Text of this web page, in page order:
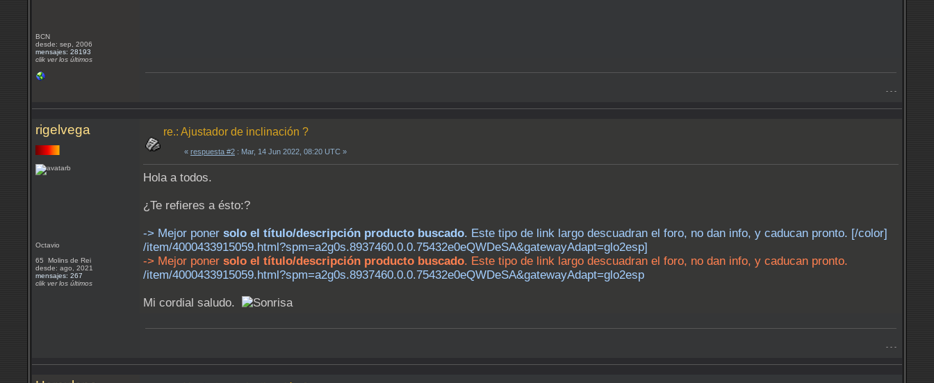
BCN
desde: sep, 2006
mensajes: 28193
clik ver los últimos
- - -
rigelvega
Octavio
65 Molins de Rei
desde: ago, 2021
mensajes: 267
clik ver los últimos
re.: Ajustador de inclinación ?
« respuesta #2 : Mar, 14 Jun 2022, 08:20 UTC »
Hola a todos.
¿Te refieres a ésto:?
-> Mejor poner solo el título/descripción producto buscado. Este tipo de link largo descuadran el foro, no dan info, y caducan pronto. [/color]
/item/4000433915059.html?spm=a2g0s.8937460.0.0.75432e0eQWDeSA&gatewayAdapt=glo2esp]
-> Mejor poner solo el título/descripción producto buscado. Este tipo de link largo descuadran el foro, no dan info, y caducan pronto.
/item/4000433915059.html?spm=a2g0s.8937460.0.0.75432e0eQWDeSA&gatewayAdapt=glo2esp
Mi cordial saludo.
- - -